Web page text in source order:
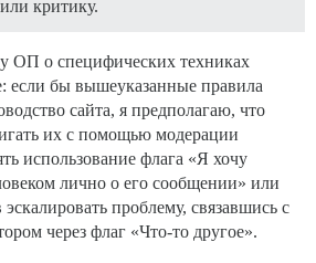
критику.
ОП о специфических техниках
если бы вышеуказанные правила
сайта, я предполагаю, что
их с помощью модерации
использование флага «Я хочу
лично о его сообщении» или
проблему, связавшись с
через флаг «Что-то другое».